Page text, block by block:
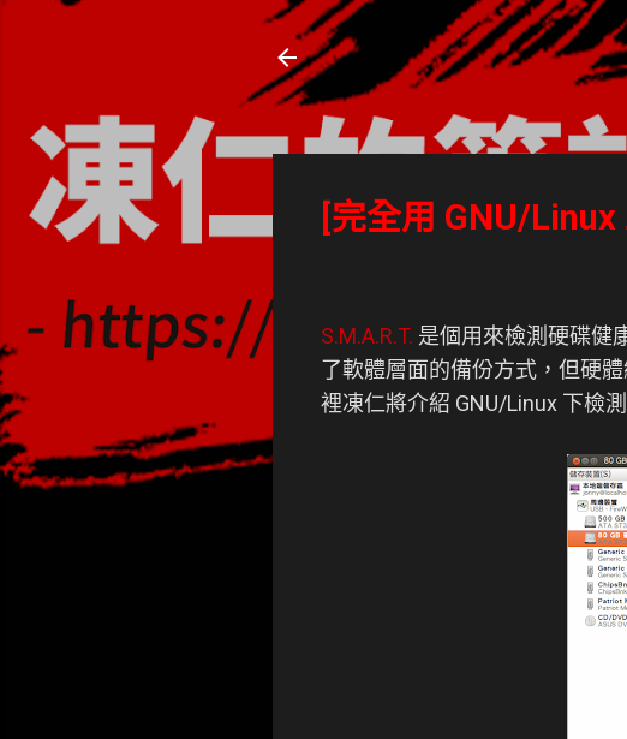
凍仁的筆記
- https://note.drx.tw
[完全用 GNU/
S.M.A.R.T. 是個用來檢測硬碟健
了軟體層面的備份方式，但硬
裡凍仁將介紹 GNU/Linux 下檢